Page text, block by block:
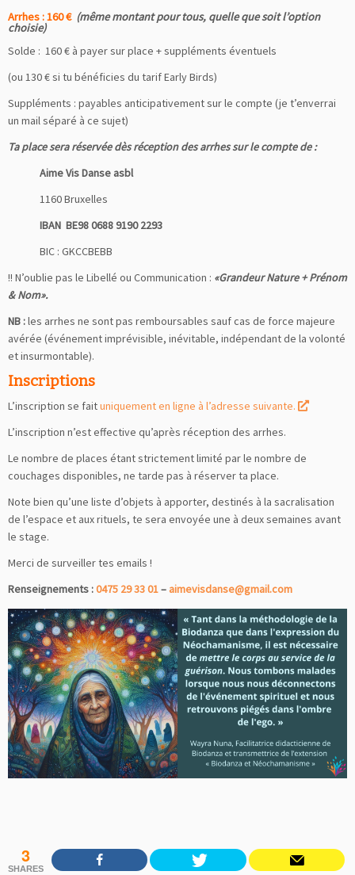
Arrhes : 160 € (même montant pour tous, quelle que soit l’option
choisie)
Solde : 160 € à payer sur place + suppléments éventuels
(ou 130 € si tu bénéficies du tarif Early Birds)
Suppléments : payables anticipativement sur le compte (je t’enverrai
un mail séparé à ce sujet)
Ta place sera réservée dès réception des arrhes sur le compte de :
Aime Vis Danse asbl
1160 Bruxelles
IBAN BE98 0688 9190 2293
BIC : GKCCBEBB
!! N’oublie pas le Libellé ou Communication : «Grandeur Nature + Prénom
& Nom».
NB :les arrhes ne sont pas remboursables sauf cas de force majeure
avérée (événement imprévisible, inévitable, indépendant de la volonté
et insurmontable).
Inscriptions
L’inscription se faituniquement en ligne à l’adresse suivante.
L’inscription n’est effective qu’après réception des arrhes.
Le nombre de places étant strictement limité par le nombre de
couchages disponibles, ne tarde pas à réserver ta place.
Note bien qu’une liste d’objets à apporter, destinés à la sacralisation
de l’espace et aux rituels, te sera envoyée une à deux semaines avant
le stage.
Merci de surveiller tes emails !
Renseignements :0475 29 33 01–aimevisdanse@gmail.com
3
SHARES